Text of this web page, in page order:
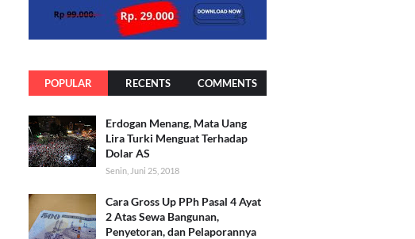
POPULAR RECENTS COMMENTS
Erdogan Menang, Mata Uang
Lira Turki Menguat Terhadap
Dolar AS
Senin, Juni 25, 2018
Cara Gross Up PPh Pasal 4 Ayat
2 Atas Sewa Bangunan,
Penyetoran, dan Pelaporannya